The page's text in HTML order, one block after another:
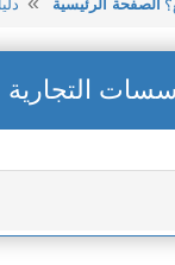
الصفحة الرئيسية
التجارية